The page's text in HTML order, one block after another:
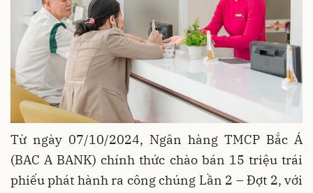
Từ ngày 07/10/2024, Ngân hàng TMCP Bắc Á
(BAC A BANK) chính thức chào bán 15 triệu trái
phiếu phát hành ra công chúng Lần 2 – Đợt 2, với